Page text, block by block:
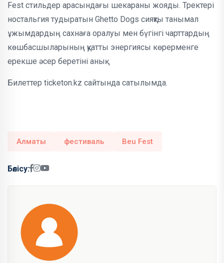
Fest стильдер арасындағы шекараны жояды. Тректері
ностальгия тудыратын Ghetto Dogs сияқты танымал
ұжымдардың сахнаға оралуы мен бүгінгі чарттардың
көшбасшыларының қуатты энергиясы көрерменге
ерекше әсер беретіні анық.
Билеттер ticketon.kz сайтында сатылымда.
Алматы фестиваль Beu Fest
Бөлісу: